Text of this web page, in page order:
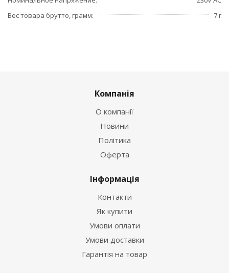
Вес товара брутто, грамм
7 г
Компанія
О компанії
Новини
Політика
Оферта
Інформація
Контакти
Як купити
Умови оплати
Умови доставки
Гарантія на товар